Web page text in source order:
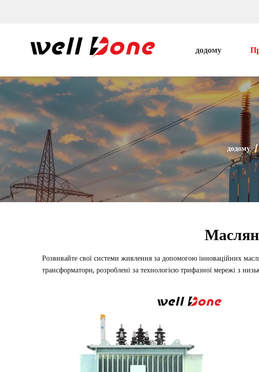
додому
додому /
Розвивайте свої системи живлення за допомогою інноваційних
трансформатори, розроблені за технологією трифазної мережі з